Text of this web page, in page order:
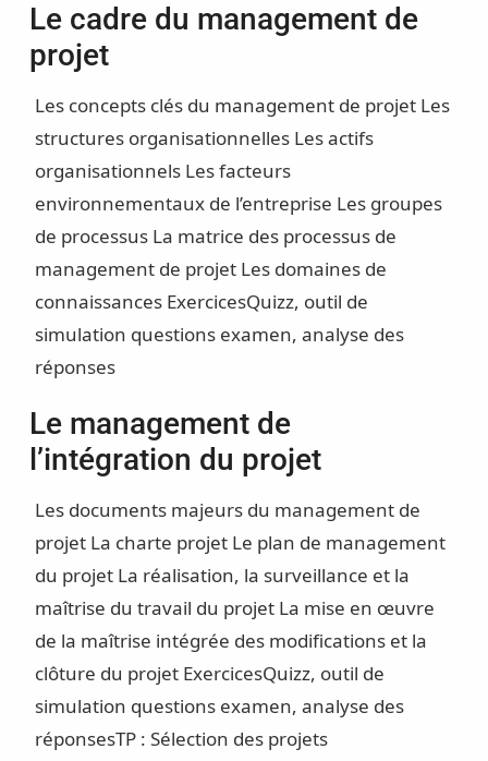
Le cadre du management de
projet
Les concepts clés du management de projet Les
structures organisationnelles Les actifs
organisationnels Les facteurs
environnementaux de l’entreprise Les groupes
de processus La matrice des processus de
management de projet Les domaines de
connaissancesExercicesQuizz, outil de
simulation questions examen, analyse des
réponses
Le management de
l’intégration du projet
Les documents majeurs du management de
projet La charte projet Le plan de management
du projet La réalisation, la surveillance et la
maîtrise du travail du projet La mise en œuvre
de la maîtrise intégrée des modifications et la
clôture du projet ExercicesQuizz, outil de
simulation questions examen, analyse des
réponsesTP : Sélection des projets